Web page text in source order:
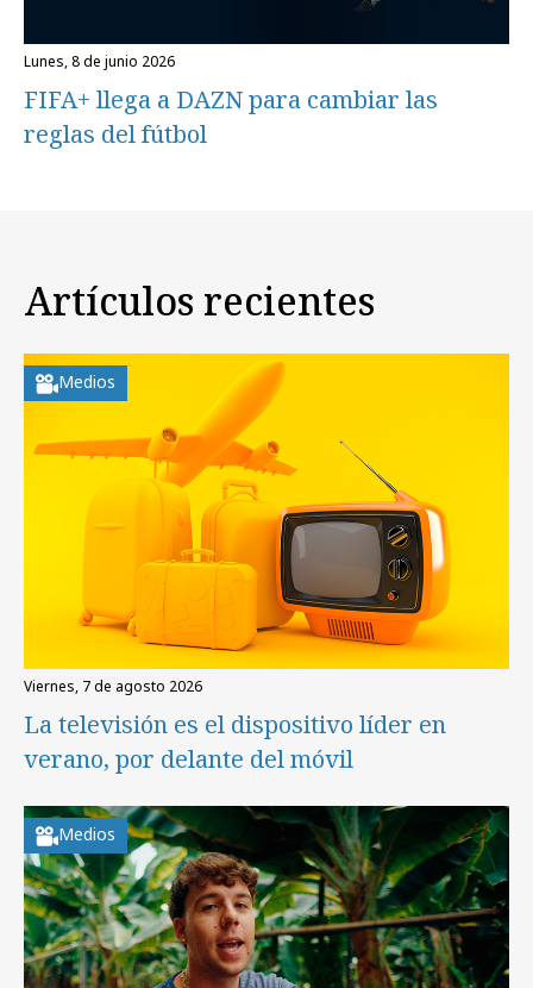
lunes, 8 de junio 2026
FIFA+ llega a DAZN para cambiar las
reglas del fútbol
Artículos recientes
Medios
viernes, 7 de agosto 2026
La televisión es el dispositivo líder en
verano, por delante del móvil
Medios